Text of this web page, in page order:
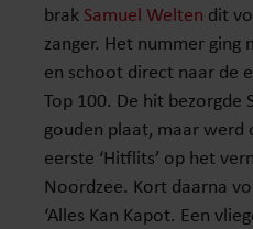
brak Samuel Welten dit
zanger. Het nummer ging
en schoot direct naar de
Top 100. De hit bezorgde
gouden plaat, maar
eerste ‘Hitflits’ op het
Noordzee. Kort daarna
‘Alles Kan Kapot. Een